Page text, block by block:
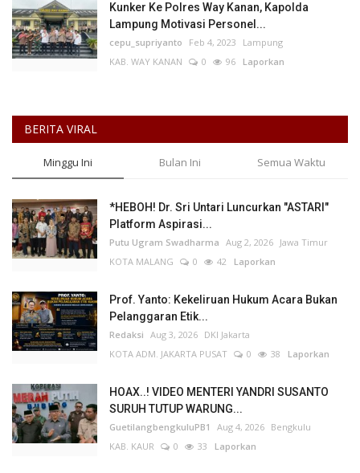
Kunker Ke Polres Way Kanan, Kapolda
Lampung Motivasi Personel...
cepu_supriyanto Feb 4, 2023
Lampung
KAB. WAY KANAN
0 96 Laporkan
BERITA VIRAL
Minggu Ini Bulan Ini Semua Waktu
*HEBOH! Dr. Sri Untari Luncurkan "ASTARI"
Platform Aspirasi...
Putu Ugram Swadharma Aug 2, 2026 Jawa Timur
KOTA MALANG
0 42 Laporkan
Prof. Yanto: Kekeliruan Hukum Acara Bukan
Pelanggaran Etik...
Redaksi Aug 3, 2026 DKI Jakarta
KOTA ADM. JAKARTA PUSAT
0 38 Laporkan
HOAX..! VIDEO MENTERI YANDRI SUSANTO
SURUH TUTUP WARUNG...
GuetilangbengkuluPB1 Aug 4, 2026 Bengkulu
KAB. KAUR
0 33 Laporkan